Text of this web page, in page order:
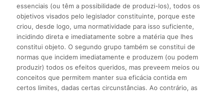
essenciais (ou têm a possibilidade de produzi-los), todos os
objetivos visados pelo legislador constituinte, porque este
criou, desde logo, uma normatividade para isso suficiente,
incidindo direta e imediatamente sobre a matéria que lhes
constitui objeto. O segundo grupo também se constitui de
normas que incidem imediatamente e produzem (ou podem
produzir) todos os efeitos queridos, mas preveem meios ou
conceitos que permitem manter sua eficácia contida em
certos limites, dadas certas circunstâncias. Ao contrário, as